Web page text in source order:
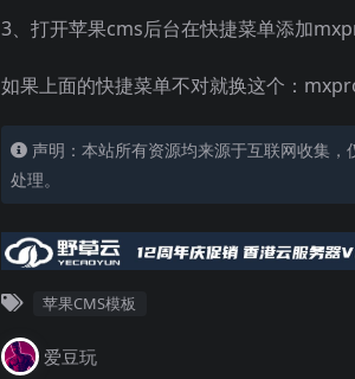
3、打开苹果cms后台在快捷菜单添加
如果上面的快捷菜单不对就换这个：
声明：本站所有资源均来源于互联网收集
处理。
苹果CMS模板
爱豆玩